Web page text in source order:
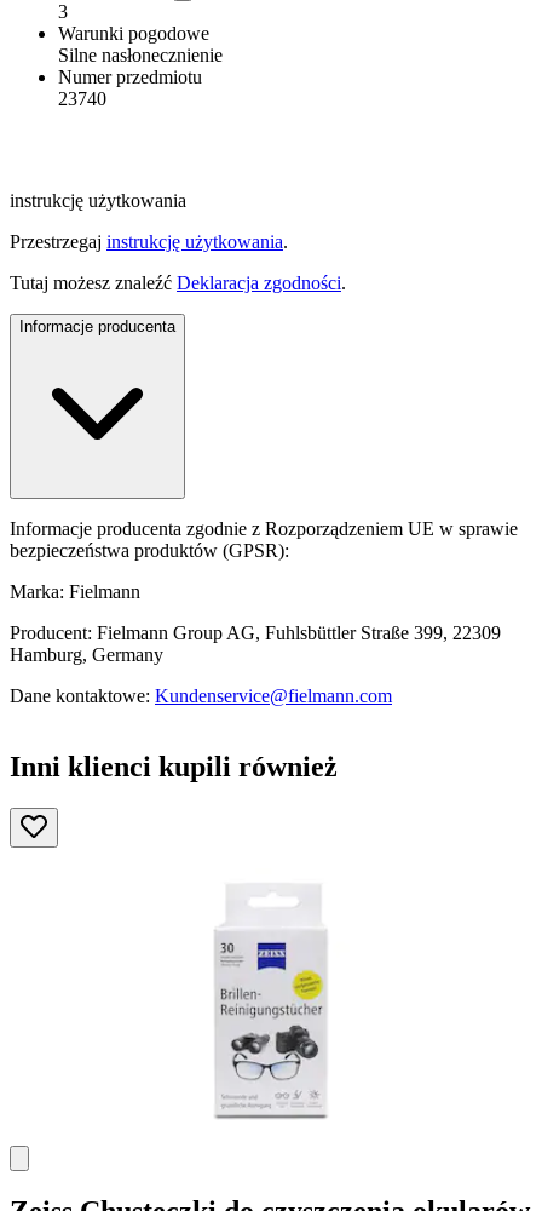
3
Warunki pogodowe
Silne nasłonecznienie
Numer przedmiotu
23740
instrukcję użytkowania
Przestrzegaj instrukcję użytkowania.
Tutaj możesz znaleźć Deklaracja zgodności.
Informacje producenta
Informacje producenta zgodnie z Rozporządzeniem UE w sprawie
bezpieczeństwa produktów (GPSR):
Marka: Fielmann
Producent: Fielmann Group AG, Fuhlsbüttler Straße 399, 22309
Hamburg, Germany
Dane kontaktowe: Kundenservice@fielmann.com
Inni klienci kupili również